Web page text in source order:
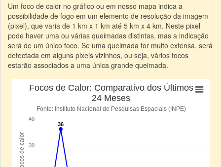
Um foco de calor no gráfico ou em nosso mapa indica a
possibilidade de fogo em um elemento de resolução da imagem
(pixel), que varia de 1 km x 1 km até 5 km x 4 km. Neste pixel
pode haver uma ou várias queimadas distintas, mas a indicação
será de um único foco. Se uma queimada for muito extensa, será
detectada em alguns pixeis vizinhos, ou seja, vários focos
estarão associados a uma única grande queimada.